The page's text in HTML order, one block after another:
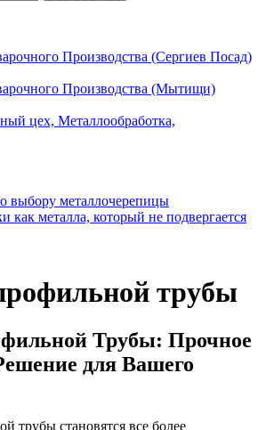
Производства (Сергиев Посад)
Производства (Мытищи)
цех, Металлообработка,
выбору металлочерепицы
как металла, который не подвергается
трубы
Трубы: Прочное
для Вашего
трубы становятся все более